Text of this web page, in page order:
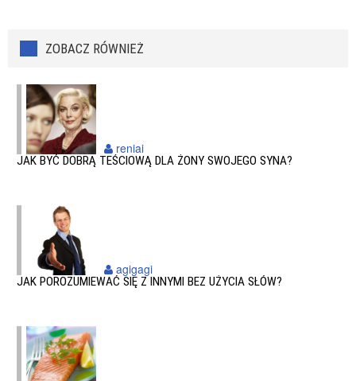
ZOBACZ RÓWNIEŻ
JAK BYĆ DOBRĄ TEŚCIOWĄ DLA ŻONY SWOJEGO SYNA?
reniai
JAK POROZUMIEWAĆ SIĘ Z INNYMI BEZ UŻYCIA SŁÓW?
agigagi